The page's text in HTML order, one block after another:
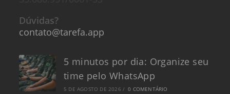
Dúvidas?
contato@tarefa.app
5 minutos por dia: Organize seu
time pelo WhatsApp
5 DE AGOSTO DE 2026 / 0 COMENTÁRIO